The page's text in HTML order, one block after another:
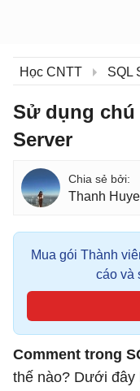
Học CNTT SQL
Sử dụng
Server
Thanh
Mua gói Thành
cáo và
Comment trong
thế nào? Dưới đây